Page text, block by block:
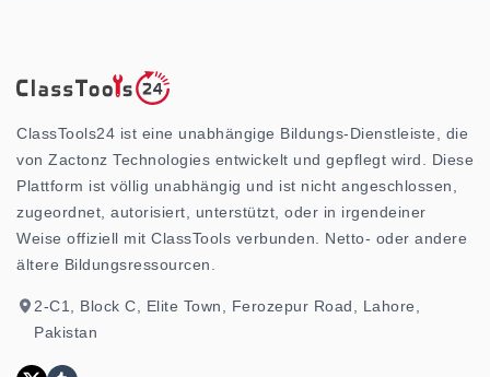
ClassTools24 ist eine unabhängige Bildungs-Dienstleiste, die
von Zactonz Technologies entwickelt und gepflegt wird. Diese
Plattform ist völlig unabhängig und ist nicht angeschlossen,
zugeordnet, autorisiert, unterstützt, oder in irgendeiner
Weise offiziell mit ClassTools verbunden. Netto- oder andere
ältere Bildungsressourcen.
2-C1, Block C, Elite Town, Ferozepur Road, Lahore,
Pakistan